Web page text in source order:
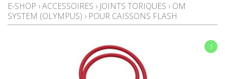
E-SHOP ›ACCESSOIRES › JOINTS TORIQUES › OM
SYSTEM (OLYMPUS) › POUR CAISSONS FLASH
1